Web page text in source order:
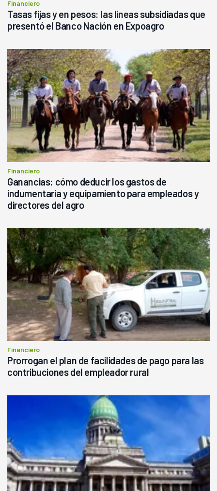
Financiero
Tasas fijas y en pesos: las líneas subsidiadas que
presentó el Banco Nación en Expoagro
Financiero
Ganancias: cómo deducir los gastos de
indumentaria y equipamiento para empleados y
directores del agro
Financiero
Prorrogan el plan de facilidades de pago para las
contribuciones del empleador rural